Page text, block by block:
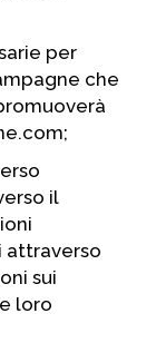
per
che
il
attraverso
sui
loro